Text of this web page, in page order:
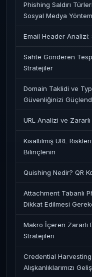
Phishing Saldırı
Sosyal Medya
Email Header
Sahte Gönderen
Stratejiler
Domain Taklidi ve
Güvenliğinizi
URL Analizi ve
Kısaltılmış URL
Bilinçlenin
Quishing Nedir? QR
Attachment Tabanlı
Dikkat Edilmesi
Makro İçeren Zararlı
Stratejileri
Credential
Alışkanlıklarımızı